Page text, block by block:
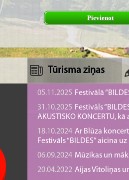
Pievienot
Tūrisma ziņas
05.11.2025 Festivālā
31.10.2025 Festivāls
AKUSTISKO KONCERTU,
18.10.2024 Ar Blūza
Festivāls “BILDES” aicina
06.09.2024 Mūzikas un
20.04.2022 Aijas Vītoliņas